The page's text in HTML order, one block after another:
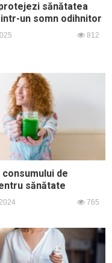
sănătatea
un somn odihnitor
812
de
sănătate
765